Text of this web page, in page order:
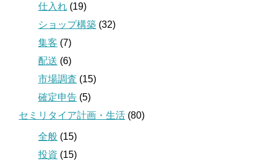
仕入れ (19)
ショップ構築 (32)
集客 (7)
配送 (6)
市場調査 (15)
確定申告 (5)
セミリタイア計画・生活 (80)
全般 (15)
投資 (15)